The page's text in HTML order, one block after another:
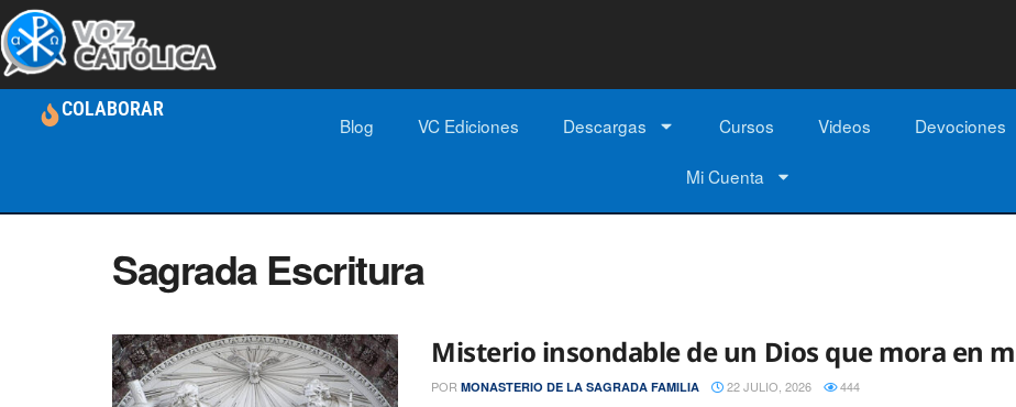
COLABORAR
Blog VC Ediciones Descargas Cursos Videos Devociones
Mi Cuenta
Sagrada Escritura
Misterio insondable de un Dios que mora en
POR MONASTERIO DE LA SAGRADA FAMILIA 22 JULIO, 2026 444